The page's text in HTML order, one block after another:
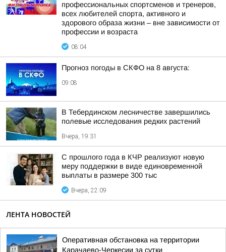
профессиональных спортсменов и тренеров,
всех любителей спорта, активного и
здорового образа жизни – вне зависимости от
профессии и возраста
08:04
Прогноз погоды в СКФО на 8 августа:
09:08
В Тебердинском лесничестве завершились
полевые исследования редких растений
Вчера, 19:31
С прошлого года в КЧР реализуют новую
меру поддержки в виде единовременной
выплаты в размере 300 тыс
Вчера, 22:09
ЛЕНТА НОВОСТЕЙ
Оперативная обстановка на территории
Карачаево-Черкесии за сутки